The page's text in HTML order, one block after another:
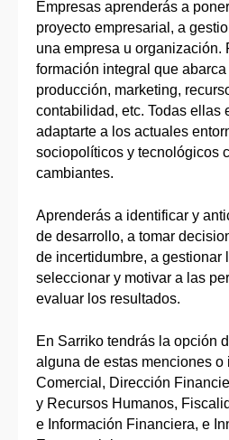
Empresas aprenderás a
proyecto empresarial, a
una empresa u organización.
formación integral que
producción, marketing,
contabilidad, etc. Todas ellas
adaptarte a los actuales
sociopolíticos y tecnológicos
cambiantes.
Aprenderás a identificar y
de desarrollo, a tomar
de incertidumbre, a gestionar
seleccionar y motivar a las
evaluar los resultados.
En Sarriko tendrás la opción
alguna de estas menciones o
Comercial, Dirección
y Recursos Humanos,
e Información Financiera, e